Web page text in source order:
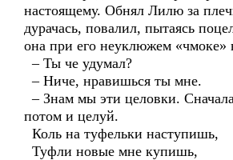
настоящему. Обнял Лилю за
дурачась, повалил, пытаясь
она при его неуклюжем «чмоке»
– Ты че удумал?
– Ниче, нравишься ты мне.
– Знам мы эти целовки.
потом и целуй.
Коль на туфельки наступишь,
Туфли новые мне купишь,